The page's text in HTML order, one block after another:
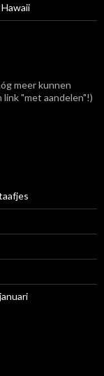
meer kunnen
link "met aandelen"!)